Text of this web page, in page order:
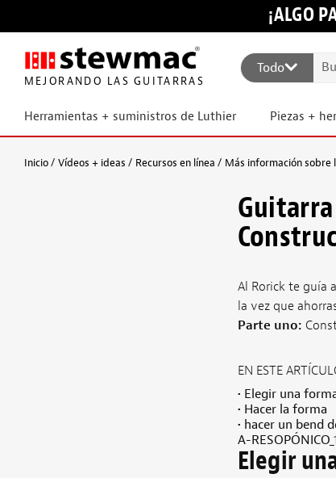
¡ALGO
MEJORANDO LAS GUITARRAS
Todo
Herramientas + suministros de Luthier Piezas +
Inicio Vídeos + ideas Recursos en línea Más información sobre
Al Rorick te guía
la vez que
Parte uno:
EN ESTE
• Elegir una
• Hacer la forma
• hacer un bend
A-
Elegir